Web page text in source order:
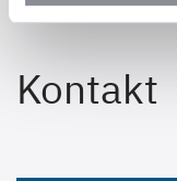
Kontakt